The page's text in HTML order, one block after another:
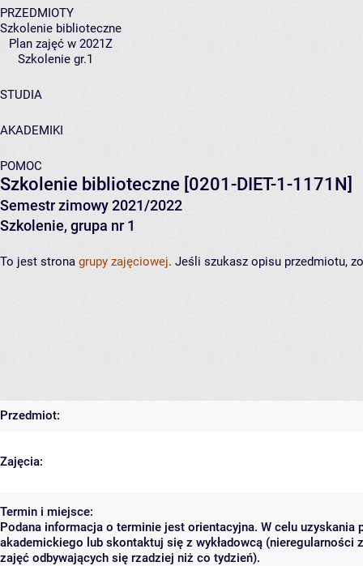
PRZEDMIOTY
Szkolenie biblioteczne
Plan zajęć w 2021Z
Szkolenie gr.1
STUDIA
AKADEMIKI
POMOC
Szkolenie biblioteczne [0201-DIET-1-1171N]
Semestr zimowy 2021/2022
Szkolenie, grupa nr 1
To jest strona grupy zajęciowej. Jeśli szukasz opisu przedmiotu,
Przedmiot:
Zajęcia:
Termin i miejsce:
Podana informacja o terminie jest orientacyjna. W celu
akademickiego lub skontaktuj się z wykładowcą (nieregularności
zajęć odbywających się rzadziej niż co tydzień).